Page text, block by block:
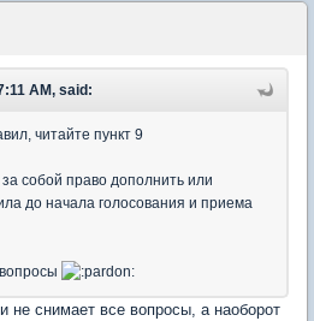
AM, said:
читайте пункт 9
собой право дополнить или
до начала голосования и приема
не снимает все вопросы, а наоборот